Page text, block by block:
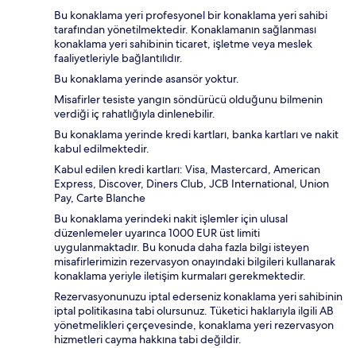
Bu konaklama yeri profesyonel bir konaklama yeri sahibi
tarafından yönetilmektedir. Konaklamanın sağlanması
konaklama yeri sahibinin ticaret, işletme veya meslek
faaliyetleriyle bağlantılıdır.
Bu konaklama yerinde asansör yoktur.
Misafirler tesiste yangın söndürücü olduğunu bilmenin
verdiği iç rahatlığıyla dinlenebilir.
Bu konaklama yerinde kredi kartları, banka kartları ve nakit
kabul edilmektedir.
Kabul edilen kredi kartları: Visa, Mastercard, American
Express, Discover, Diners Club, JCB International, Union
Pay, Carte Blanche
Bu konaklama yerindeki nakit işlemler için ulusal
düzenlemeler uyarınca 1000 EUR üst limiti
uygulanmaktadır. Bu konuda daha fazla bilgi isteyen
misafirlerimizin rezervasyon onayındaki bilgileri kullanarak
konaklama yeriyle iletişim kurmaları gerekmektedir.
Rezervasyonunuzu iptal ederseniz konaklama yeri sahibinin
iptal politikasına tabi olursunuz. Tüketici haklarıyla ilgili AB
yönetmelikleri çerçevesinde, konaklama yeri rezervasyon
hizmetleri cayma hakkına tabi değildir.